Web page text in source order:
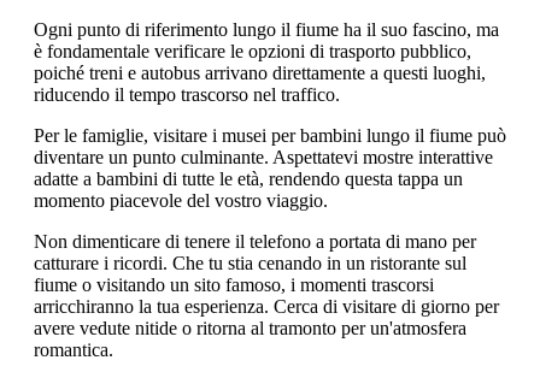
Ogni punto di riferimento lungo il fiume ha il suo fascino, ma
è fondamentale verificare le opzioni di trasporto pubblico,
poiché treni e autobus arrivano direttamente a questi luoghi,
riducendo il tempo trascorso nel traffico.
Per le famiglie, visitare i musei per bambini lungo il fiume può
diventare un punto culminante. Aspettatevi mostre interattive
adatte a bambini di tutte le età, rendendo questa tappa un
momento piacevole del vostro viaggio.
Non dimenticare di tenere il telefono a portata di mano per
catturare i ricordi. Che tu stia cenando in un ristorante sul
fiume o visitando un sito famoso, i momenti trascorsi
arricchiranno la tua esperienza. Cerca di visitare di giorno per
avere vedute nitide o ritorna al tramonto per un'atmosfera
romantica.